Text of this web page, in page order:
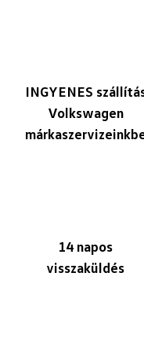
INGYENES
Volkswagen
14 napos
visszaküldés